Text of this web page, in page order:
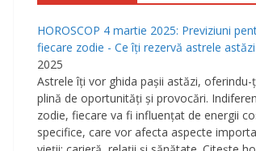
HOROSCOP 4 martie 2025: Previziuni
fiecare zodie - Ce îţi rezervă astrele astăzi
2025
Astrele îţi vor ghida paşii astăzi, oferindu-
plină de oportunităţi şi provocări.
zodie, fiecare va fi influenţat de energii
specifice, care vor afecta aspecte